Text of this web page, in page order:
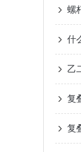
什
乙